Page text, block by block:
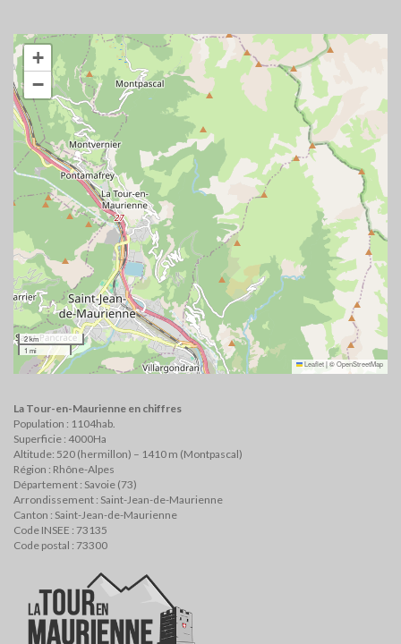
+
−
2 km
1 mi
Leaflet|©OpenStreetMap
La Tour-en-Maurienne en chiffres
Population : 1104hab.
Superficie : 4000Ha
Altitude: 520 (hermillon) – 1410 m (Montpascal)
Région : Rhône-Alpes
Département : Savoie (73)
Arrondissement : Saint-Jean-de-Maurienne
Canton : Saint-Jean-de-Maurienne
Code INSEE : 73135
Code postal : 73300